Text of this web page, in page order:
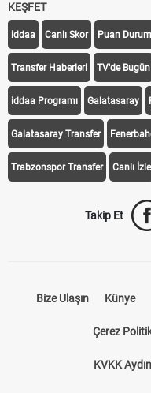
KEŞFET
iddaa Canlı Skor Puan Durumu
Transfer Haberleri TV'de Bugün
iddaa Programı Galatasaray
Galatasaray Transfer
Canlı İzle
Künye
Çerez